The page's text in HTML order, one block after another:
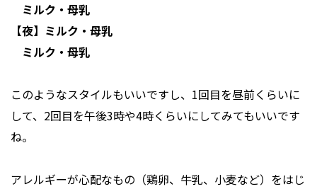
ミルク・母乳
【夜】ミルク・母乳
ミルク・母乳
このようなスタイルもいいですし、1回目を昼前くらいに
して、2回目を午後3時や4時くらいにしてみてもいいです
ね。
アレルギーが心配なもの（鶏卵、牛乳、小麦など）をはじ